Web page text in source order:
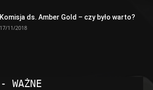
Komisja ds. Amber Gold – czy było warto?
17/11/2018
WAŻNE